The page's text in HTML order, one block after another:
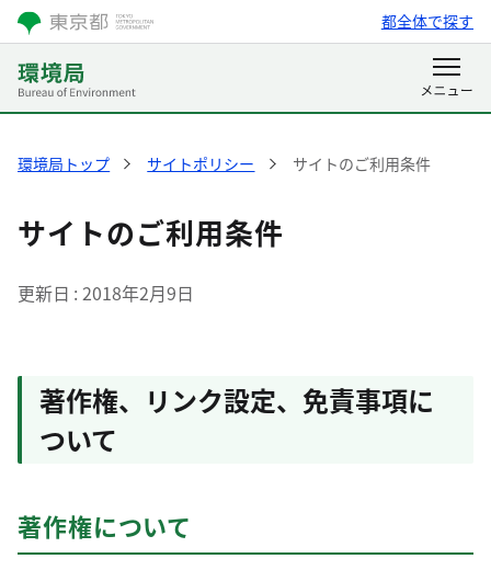
都全体で探す
環境局トップ サイトポリシー サイトのご利用条件
サイトのご利用条件
更新日 2018年2月9日
著作権、リンク設定、免責事項に
ついて
著作権について